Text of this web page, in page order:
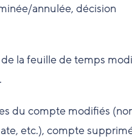
annulée, décision
la feuille de temps
du compte modifiés
etc.), compte